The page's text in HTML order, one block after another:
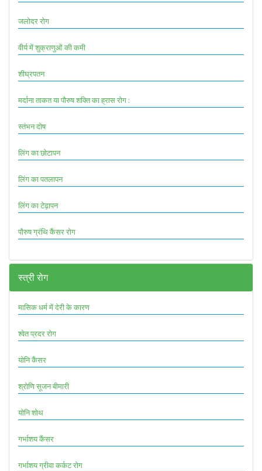
जलोदर रोग
वीर्य में शुक्राणुओं की कमी
शीघ्रपतन
मर्दाना ताकत या पौरुष शक्ति का ह्रास रोग :
स्तंभन दोष
लिंग का छोटापन
लिंग का पतलापन
लिंग का टेढ़ापन
पौरुष ग्रंथि कैंसर रोग
स्त्री रोग
मासिक धर्म में देरी के कारण
श्वेत प्रदर रोग
योनि कैंसर
श्रोणि सूजन बीमारी
योनि शोथ
गर्भाशय कैंसर
गर्भाशय ग्रीवा कर्कट रोग